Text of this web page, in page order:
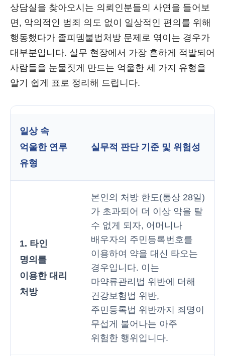
상담실을 찾아오시는 의뢰인분들의 사연을 들어보
면, 악의적인 범죄 의도 없이 일상적인 편의를 위해
행동했다가 졸피뎀불법처방 문제로 엮이는 경우가
대부분입니다. 실무 현장에서 가장 흔하게 적발되어
사람들을 눈물짓게 만드는 억울한 세 가지 유형을
알기 쉽게 표로 정리해 드립니다.
일상 속
억울한 연루
유형
실무적 판단 기준 및 위험성
1. 타인
명의를
이용한 대리
처방
본인의 처방 한도(통상 28일)
가 초과되어 더 이상 약을 탈
수 없게 되자, 어머니나
배우자의 주민등록번호를
이용하여 약을 대신 타오는
경우입니다. 이는
마약류관리법 위반에 더해
건강보험법 위반,
주민등록법 위반까지 죄명이
무섭게 불어나는 아주
위험한 행위입니다.